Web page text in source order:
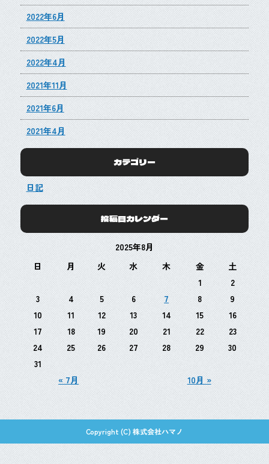
2022年6月
2022年5月
2022年4月
2021年11月
2021年6月
2021年4月
カテゴリー
日記
投稿日カレンダー
2025年8月
日
月 火 水 木 金 土
« 7月 10月 »
1
2
3
4 5 6 7 8
9
10
11 12 13 14 15
16
17
18 19 20 21 22
23
24
25 26 27 28 29
30
31
Copyright (C) 株式会社ハマノ